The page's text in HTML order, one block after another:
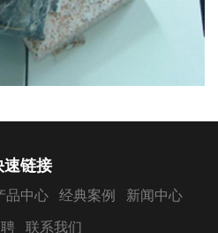
速链接
品中心 经典案例 新闻中心
联系我们